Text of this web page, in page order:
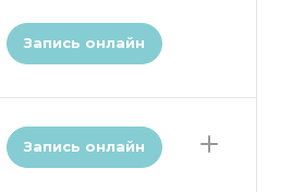
Запись онлайн
Запись онлайн